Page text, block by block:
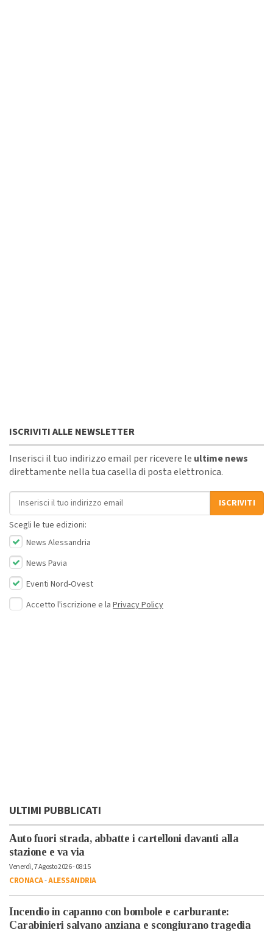
ISCRIVITI ALLE NEWSLETTER
Inserisci il tuo indirizzo email per ricevere le ultime news
direttamente nella tua casella di posta elettronica.
Indirizzo email
ISCRIVITI
Scegli le tue edizioni:
News Alessandria
News Pavia
Eventi Nord-Ovest
Accetto l'iscrizione e la Privacy Policy
ULTIMI PUBBLICATI
Auto fuori strada, abbatte i cartelloni davanti alla
stazione e va via
Venerdì, 7 Agosto 2026 - 08:15
CRONACA-ALESSANDRIA
Incendio in capanno con bombole e carburante:
Carabinieri salvano anziana e scongiurano tragedia